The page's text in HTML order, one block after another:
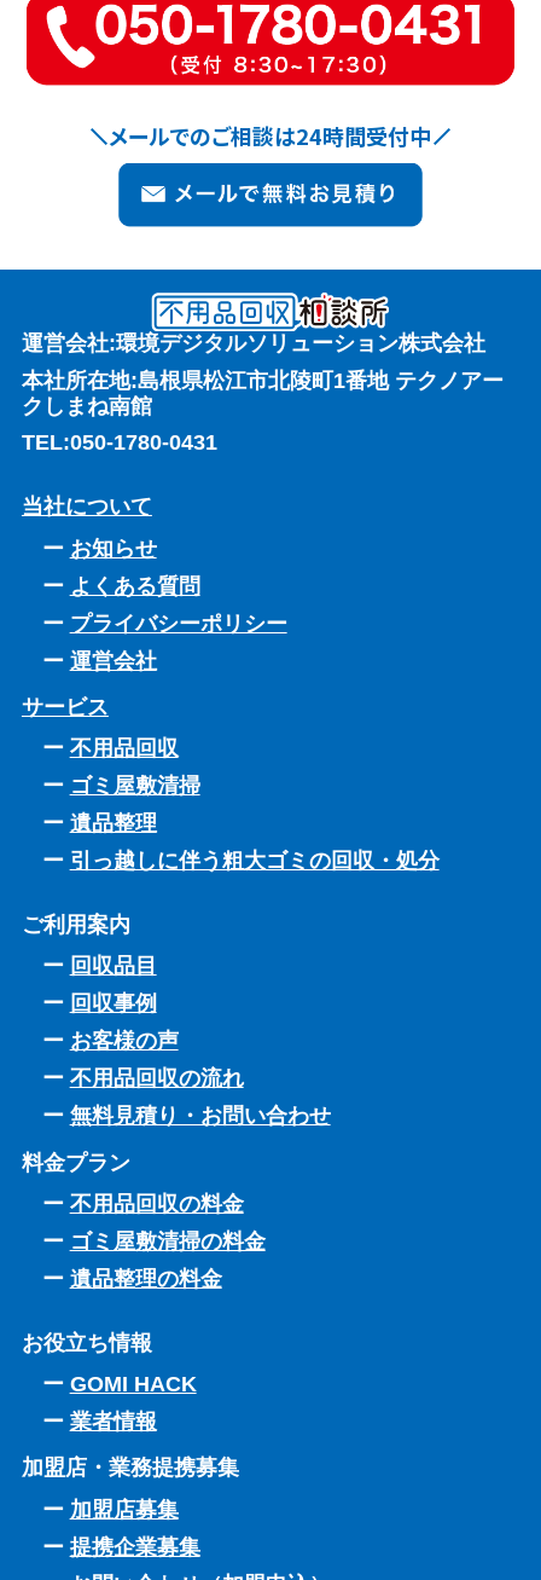
メールでのご相談は24時間受付中
運営会社:環境デジタルソリューション株式会社
本社所在地:島根県松江市北陵町1番地 テクノアー
クしまね南館
TEL:050-1780-0431
当社について
お知らせ
よくある質問
プライバシーポリシー
運営会社
サービス
不用品回収
ゴミ屋敷清掃
遺品整理
引っ越しに伴う粗大ゴミの回収・処分
ご利用案内
回収品目
回収事例
お客様の声
不用品回収の流れ
無料見積り・お問い合わせ
料金プラン
不用品回収の料金
ゴミ屋敷清掃の料金
遺品整理の料金
お役立ち情報
GOMI HACK
業者情報
加盟店・業務提携募集
加盟店募集
提携企業募集